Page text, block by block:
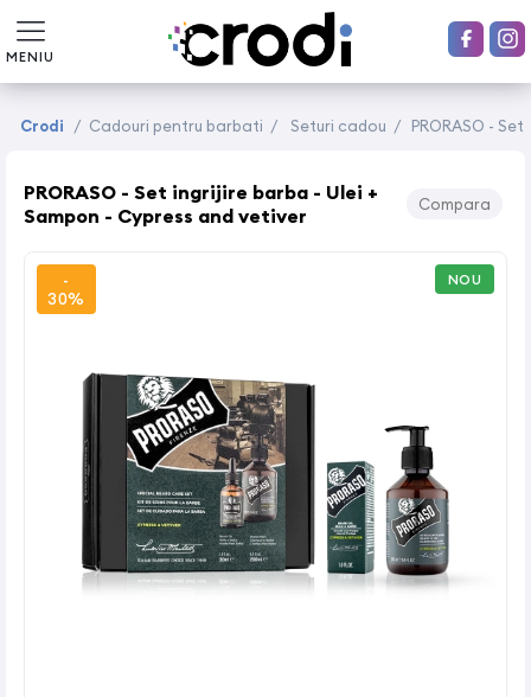
MENIU
Crodi / Cadouri pentru barbati / Seturi cadou / PRORASO -
PRORASO - Set ingrijire barba - Ulei +
Sampon - Cypress and vetiver
Compara
-
30%
NOU